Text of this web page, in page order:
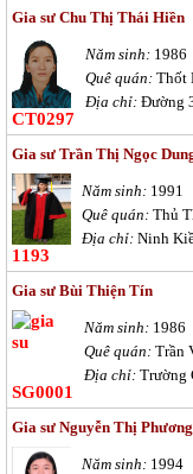
Gia sư Chu Thị Thái Hiền
CT0297
Năm sinh: 1986
Quê quán: Thốt
Địa chỉ: Đường
Gia sư Trần Thị Ngọc
1193
Năm sinh: 1991
Quê quán: Thủ
Địa chỉ: Ninh
Gia sư Bùi Thiện Tín
SG0001
Năm sinh: 1986
Quê quán: Trần
Địa chỉ: Trường
Gia sư Nguyễn Thị
Năm sinh: 1994